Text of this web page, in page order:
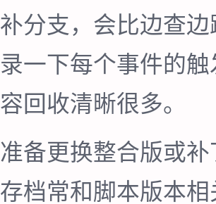
分支，会比边查
一下每个事件的
回收清晰很多。
备更换整合版或
档常和脚本版本